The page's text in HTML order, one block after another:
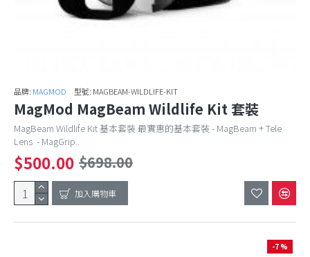
品牌: MAGMOD 型號: MAGBEAM-WILDLIFE-KIT
MagMod MagBeam Wildlife Kit 套裝
MagBeam Wildlife Kit 基本套裝 最實惠的基本套裝 - MagBeam + Tele
Lens - MagGrip..
$500.00 $698.00
加入購物車
-7 %